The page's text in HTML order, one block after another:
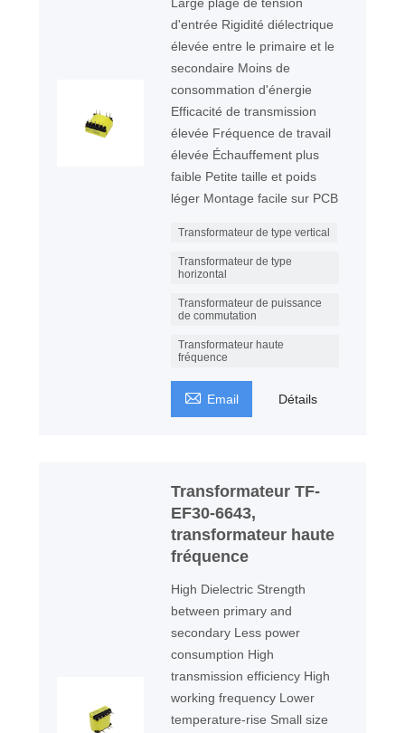
d'entrée Rigidité diélectrique
élevée entre le primaire et le
secondaire Moins de
consommation d'énergie
Efficacité de transmission
élevée Fréquence de travail
élevée Échauffement plus
faible Petite taille et poids
léger Montage facile sur PCB
Transformateur de type vertical
Transformateur de type
horizontal
Transformateur de puissance
de commutation
Transformateur haute
fréquence
 Email Détails
Transformateur TF-
EF30-6643,
transformateur haute
fréquence
High Dielectric Strength
between primary and
secondary Less power
consumption High
transmission efficiency High
working frequency Lower
temperature-rise Small size